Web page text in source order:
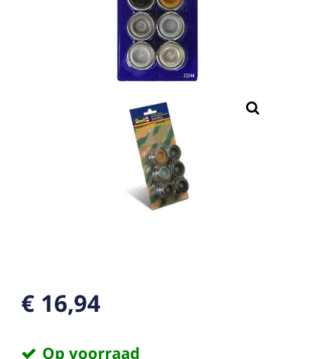
€ 16,94
Op voorraad